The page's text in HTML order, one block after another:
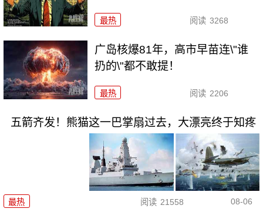
最热 阅读 3268
广岛核爆81年，高市早苗连\"谁
扔的\"都不敢提！
最热 阅读 2206
五箭齐发！熊猫这一巴掌扇过去，大漂亮终于知疼
最热 阅读 21558 08-06